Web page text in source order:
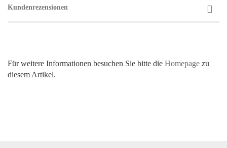
Kundenrezensionen
Für weitere Informationen besuchen Sie bitte die Homepage zu
diesem Artikel.